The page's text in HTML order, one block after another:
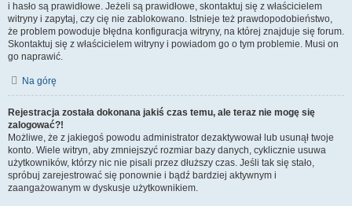
i hasło są prawidłowe. Jeżeli są prawidłowe, skontaktuj się z właścicielem
witryny i zapytaj, czy cię nie zablokowano. Istnieje też prawdopodobieństwo,
że problem powoduje błędna konfiguracja witryny, na której znajduje się forum.
Skontaktuj się z właścicielem witryny i powiadom go o tym problemie. Musi on
go naprawić.
Na górę
Rejestracja została dokonana jakiś czas temu, ale teraz nie mogę się
zalogować?!
Możliwe, że z jakiegoś powodu administrator dezaktywował lub usunął twoje
konto. Wiele witryn, aby zmniejszyć rozmiar bazy danych, cyklicznie usuwa
użytkowników, którzy nic nie pisali przez dłuższy czas. Jeśli tak się stało,
spróbuj zarejestrować się ponownie i bądź bardziej aktywnym i
zaangażowanym w dyskusje użytkownikiem.